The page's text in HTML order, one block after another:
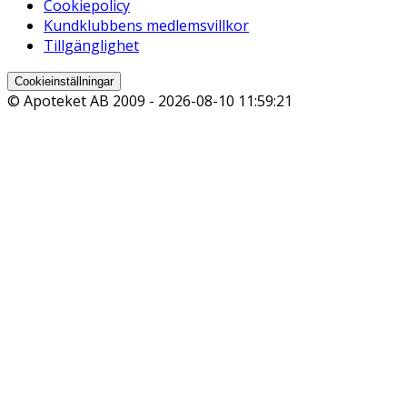
Cookiepolicy
Kundklubbens medlemsvillkor
Tillgänglighet
Cookieinställningar
© Apoteket AB 2009 - 2026-08-10 11:59:21